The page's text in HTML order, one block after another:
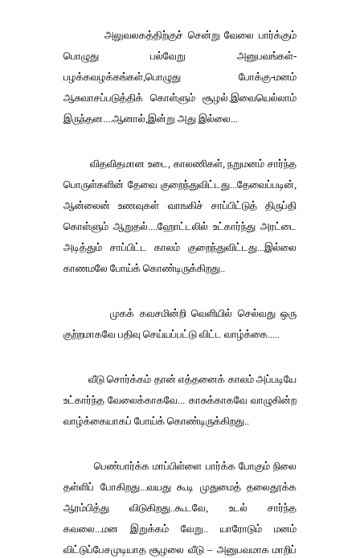
அலுவலகத்திற்குச் சென்று வேலை பார்க்கும்
பொழுது பல்வேறு அனுபவங்கள்-
பழக்கவழக்கங்கள் பொழுது போக்கு-மனம்
ஆசுவாசப்படுத்திக் கொள்ளும் சூழல் இவையெல்லாம்
இருந்தன
ஆனால் இன்று அது இல்லை
விதவிதமான உடை காலணிகள்,நறுமனம் சார்ந்த
பொருள்களின் தேவை குறைந்துவிட்டது தேவைப்படின்
ஆன்லைன் உணவுகள் வாஙகிச் சாப்பிட்டுத் திருப்தி
கொள்ளும் ஆறுதல்
ஹோட்டலில் உட்கார்ந்து அரட்டை
அடித்தும் சாப்பிட்ட காலம் குறைந்துவிட்டது இல்லை
காணமலே போய்க் கொண்டிருக்கிறது
முகக் கவசமின்றி வெளியில் செல்வது ஒரு
குற்றமாகவே பதிவு செய்யப்பட்டு விட்ட வாழ்க்கை
வீடு சொர்க்கம் தான் எத்தனைக் காலம் அப்படியே
உட்கார்ந்த வேலைக்காகவே
காசுக்காகவே வாழுகின்ற
வாழ்க்கையாகப் போய்க் கொண்டிருக்கிறது
பெண்பார்க்க மாப்பிள்ளை பார்க்க போகும் நிலை
தள்ளிப் போகிறது... வயது கூடி முதுமைத் தலைதூக்க
ஆரம்பித்து விடுகிறது ..கூடவே
உடல் சார்ந்த
கவலை
மன இறுக்கம் வேறு யாரோடும்
மனம்
விட்டுப்பேசமுடியாத சூழலை வீடு– அனுபவமாக மாறிப்